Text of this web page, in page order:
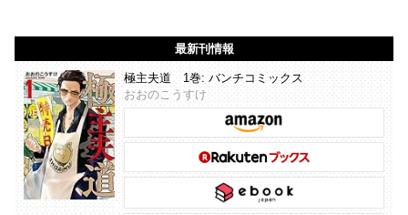
最新刊情報
極主夫道 1巻: バンチコミックス
おおのこうすけ